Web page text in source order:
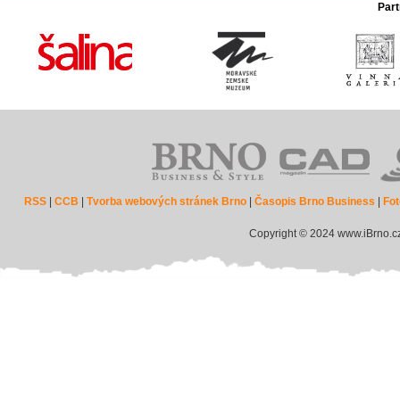
RSS |CCB |Tvorba webových stránek Brno |Časopis Brno Business
Copyright © 2024